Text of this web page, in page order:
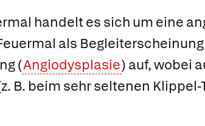
handelt es sich um eine
als
(Angiodysplasie) auf, wobei
B. beim sehr seltenen